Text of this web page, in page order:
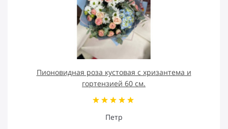
Пионовидная роза кустовая с хризантема и
гортензией 60 см.
Петр